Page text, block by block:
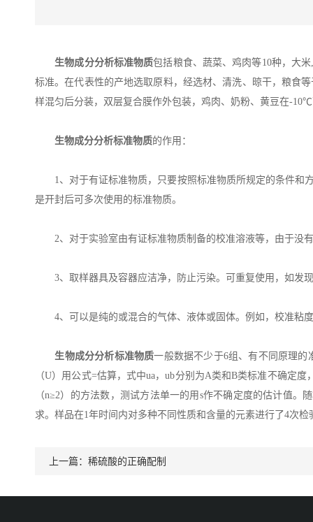
生物成分分析标准物质包括粮食、蔬菜、鸡肉等10种，大
标准。在代表性的产地选取原料，经选材、清洗、晾干，粮食
样混匀后分装，双层复合膜作外包装，鸡肉、奶粉、黄豆在-
生物成分分析标准物质的作用：
1、对于有证标准物质，只要按照标准物质所规定的条件和方
是开封后可多次使用的标准物质。
2、对于实验室由有证标准物质制备的校准溶液等，由于没有
3、取样器具及容器应洁净，防止污染。可重复使用，如发现
4、可以是纯的或混合的气体、液体或固体。例如，校准粘
生物成分分析标准物质一般数据不少于6组、有不同原理
（U）用公式=估算，式中ua，ub分别为A类和B类标准不确定
（n≥2）的方法数，测试方法单一的用s作不确定度的估计值
求。样品在1年时间内对多种不同性质和含量的元素进行了4次
上一篇： 稀硫酸的正确配制